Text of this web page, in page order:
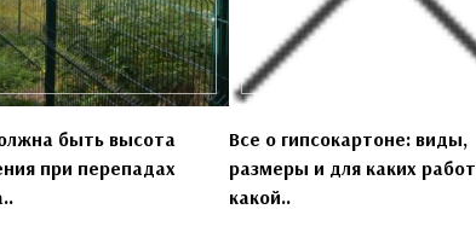
быть высота
при перепадах
Все о гипсокартоне: виды,
размеры и для каких работ
какой..